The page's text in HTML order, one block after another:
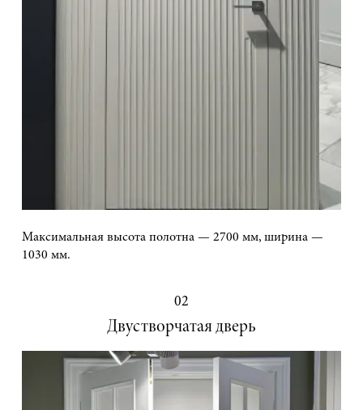
Максимальная высота полотна — 2700 мм, ширина —
1030 мм.
02
Двустворчатая дверь